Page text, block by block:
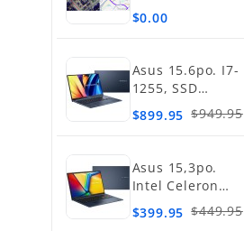
$0.00
Asus 15.6po. I7-
1255, SSD
512Go, 16Go
$899.95 $949.95
Asus 15,3po.
Intel Celeron
N4020, SSD
128Go, 4Go
$399.95 $449.95